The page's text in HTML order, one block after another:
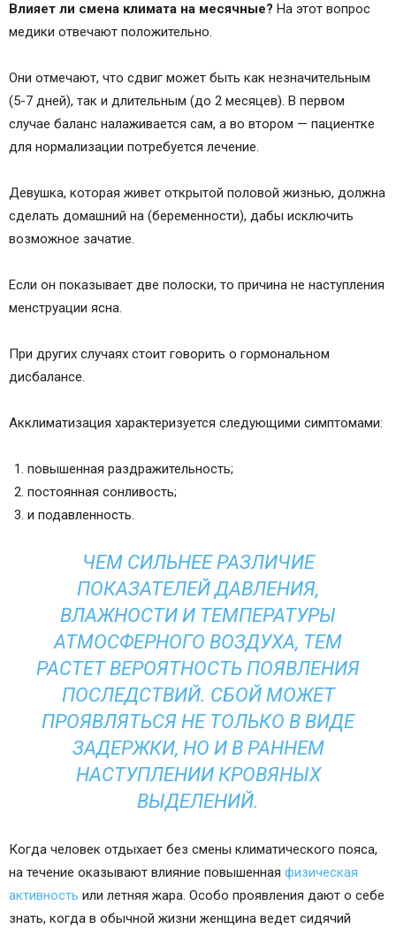
Влияет ли смена климата на месячные? На этот вопрос
медики отвечают положительно.
Они отмечают, что сдвиг может быть как незначительным
(5-7 дней), так и длительным (до 2 месяцев). В первом
случае баланс налаживается сам, а во втором — пациентке
для нормализации потребуется лечение.
Девушка, которая живет открытой половой жизнью, должна
сделать домашний на (беременности), дабы исключить
возможное зачатие.
Если он показывает две полоски, то причина не наступления
менструации ясна.
При других случаях стоит говорить о гормональном
дисбалансе.
Акклиматизация характеризуется следующими симптомами:
повышенная раздражительность;
постоянная сонливость;
и подавленность.
ЧЕМ СИЛЬНЕЕ РАЗЛИЧИЕ
ПОКАЗАТЕЛЕЙ ДАВЛЕНИЯ,
ВЛАЖНОСТИ И ТЕМПЕРАТУРЫ
АТМОСФЕРНОГО ВОЗДУХА, ТЕМ
РАСТЕТ ВЕРОЯТНОСТЬ ПОЯВЛЕНИЯ
ПОСЛЕДСТВИЙ. СБОЙ МОЖЕТ
ПРОЯВЛЯТЬСЯ НЕ ТОЛЬКО В ВИДЕ
ЗАДЕРЖКИ, НО И В РАННЕМ
НАСТУПЛЕНИИ КРОВЯНЫХ
ВЫДЕЛЕНИЙ.
Когда человек отдыхает без смены климатического пояса,
на течение оказывают влияние повышенная физическая
активность или летняя жара. Особо проявления дают о себе
знать, когда в обычной жизни женщина ведет сидячий